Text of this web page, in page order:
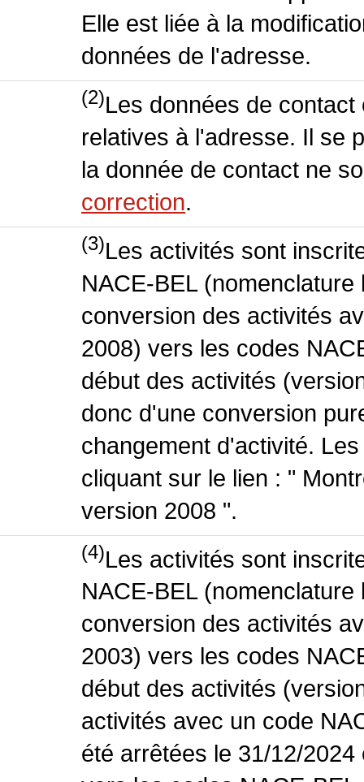
Elle est liée à la
données de l'adresse.
(2)Les données de
relatives à l'adresse. Il se
la donnée de contact ne
correction.
(3)Les activités sont
NACE-BEL
conversion des activités
2008) vers les codes
début des activités
donc d'une conversion
changement d'activité.
cliquant sur le lien : "
version 2008 ".
(4)Les activités sont
NACE-BEL
conversion des activités
2003) vers les codes
début des activités
activités avec un code
été arrêtées le 31/12/